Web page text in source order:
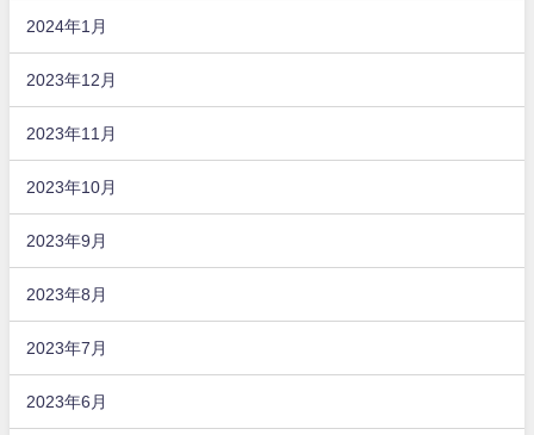
2024年1月
2023年12月
2023年11月
2023年10月
2023年9月
2023年8月
2023年7月
2023年6月